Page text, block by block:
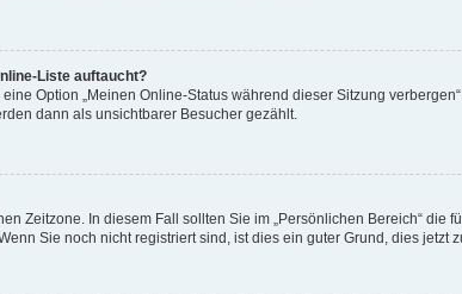
Liste auftaucht?
Option „Meinen Online-Status während dieser Sitzung
dann als unsichtbarer Besucher gezählt.
Zeitzone. In diesem Fall sollten Sie im „Persönlichen Bereich“ die
Sie noch nicht registriert sind, ist dies ein guter Grund, dies jetzt